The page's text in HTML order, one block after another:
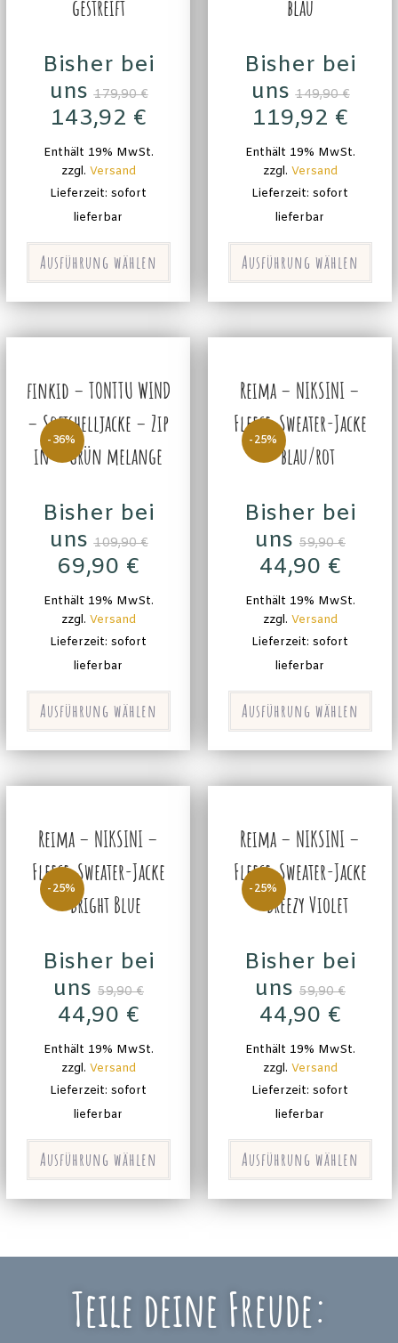
gestreift
Bisher bei
uns 179,90€
143,92 €
Enthält 19% MwSt.
zzgl. Versand
Lieferzeit: sofort
lieferbar
Ausführung wählen
blau
Bisher bei
uns 149,90€
119,92 €
Enthält 19% MwSt.
zzgl. Versand
Lieferzeit: sofort
lieferbar
Ausführung wählen
-36%
finkid – TONTTU WIND
– Softshelljacke – Zip
in – grün melange
Bisher bei
uns 109,90€
69,90 €
Enthält 19% MwSt.
zzgl. Versand
Lieferzeit: sofort
lieferbar
Ausführung wählen
-25%
Reima – NIKSINI –
Fleece-Sweater-Jacke
– blau/rot
Bisher bei
uns 59,90€
44,90 €
Enthält 19% MwSt.
zzgl. Versand
Lieferzeit: sofort
lieferbar
Ausführung wählen
-25%
Reima – NIKSINI –
Fleece-Sweater-Jacke
– Bright Blue
Bisher bei
uns 59,90€
44,90 €
Enthält 19% MwSt.
zzgl. Versand
Lieferzeit: sofort
lieferbar
Ausführung wählen
-25%
Reima – NIKSINI –
Fleece-Sweater-Jacke
– Breezy Violet
Bisher bei
uns 59,90€
44,90 €
Enthält 19% MwSt.
zzgl. Versand
Lieferzeit: sofort
lieferbar
Ausführung wählen
Teile deine Freude: